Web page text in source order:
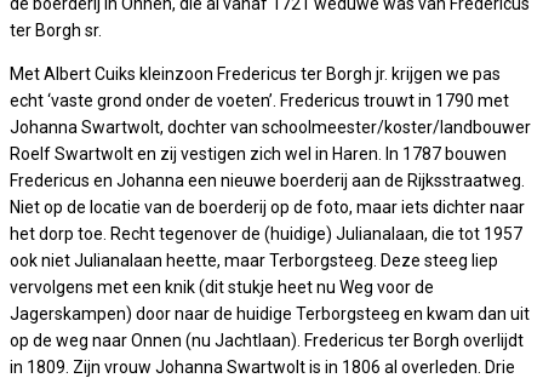
ter Borgh sr.
Met Albert Cuiks kleinzoon Fredericus ter Borgh jr. krijgen we pas
echt ‘vaste grond onder de voeten’. Fredericus trouwt in 1790 met
Johanna Swartwolt, dochter van schoolmeester/koster/landbouwer
Roelf Swartwolt en zij vestigen zich wel in Haren. In 1787 bouwen
Fredericus en Johanna een nieuwe boerderij aan de Rijksstraatweg.
Niet op de locatie van de boerderij op de foto, maar iets dichter naar
het dorp toe. Recht tegenover de (huidige) Julianalaan, die tot 1957
ook niet Julianalaan heette, maar Terborgsteeg. Deze steeg liep
vervolgens met een knik (dit stukje heet nu Weg voor de
Jagerskampen) door naar de huidige Terborgsteeg en kwam dan uit
op de weg naar Onnen (nu Jachtlaan). Fredericus ter Borgh overlijdt
in 1809. Zijn vrouw Johanna Swartwolt is in 1806 al overleden. Drie